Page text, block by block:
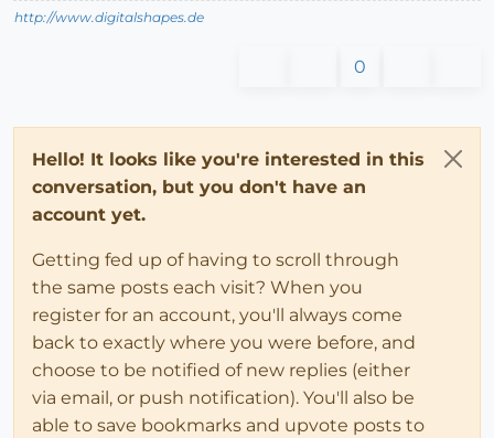
http://www.digitalshapes.de
0
Hello! It looks like you're interested in this
conversation, but you don't have an
account yet.
Getting fed up of having to scroll through
the same posts each visit? When you
register for an account, you'll always come
back to exactly where you were before, and
choose to be notified of new replies (either
via email, or push notification). You'll also be
able to save bookmarks and upvote posts to